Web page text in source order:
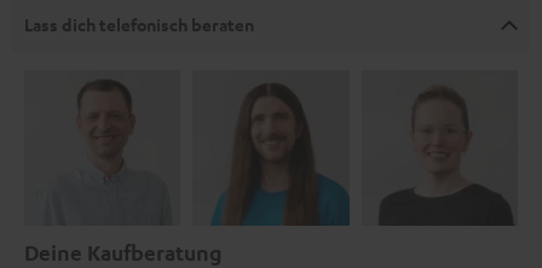
Lass dich telefonisch beraten
Deine Kaufberatung